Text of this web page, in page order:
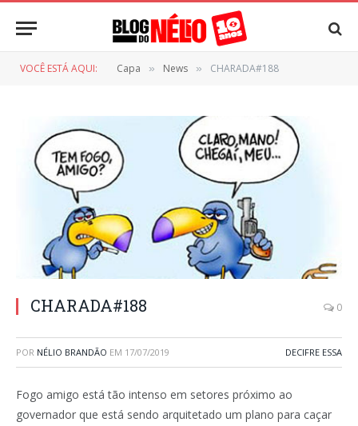
VOCÊ ESTÁ AQUI: Capa » News » CHARADA#188
CHARADA#188 0
POR NÉLIO BRANDÃO EM 17/07/2019 DECIFRE ESSA
Fogo amigo está tão intenso em setores próximo ao
governador que está sendo arquitetado um plano para caçar